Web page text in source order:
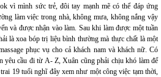
vì mình sức trẻ, đôi tay mạnh mẽ có thể đáp ứng
làm việc trong nhà, không mưa, không nắng vậy
và được nhận vào làm. Sau khi làm được một tuần
là xoa bóp trị liệu bình thường mà thực chất là một
phục vụ cho cả khách nam và khách nữ. Có
yêu cầu đi từ A- Z, Xuân cũng phải chịu khó làm để
19 tuổi nghĩ đây xem như một công việc tạm thời,